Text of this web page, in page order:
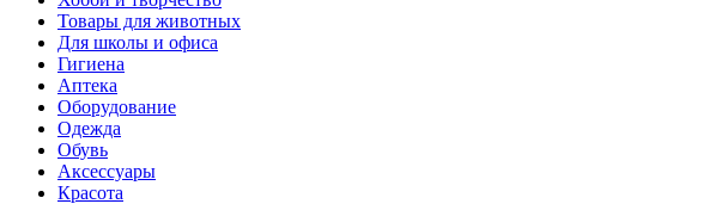
Товары для животных
Для школы и офиса
Гигиена
Аптека
Оборудование
Одежда
Обувь
Аксессуары
Красота